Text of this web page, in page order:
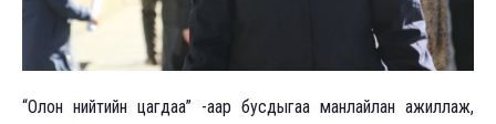
“Олон нийтийн цагдаа” -аар бусдыгаа манлайлан ажиллаж,